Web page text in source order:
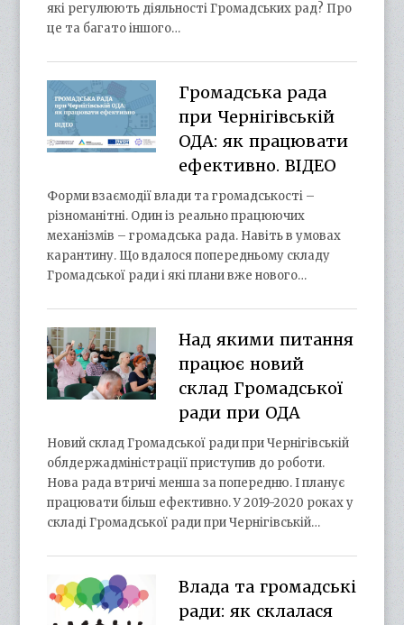
які регулюють діяльності Громадських рад? Про
це та багато іншого…
Громадська рада
при Чернігівській
ОДА: як працювати
ефективно. ВІДЕО
Форми взаємодії влади та громадськості –
різноманітні. Один із реально працюючих
механізмів – громадська рада. Навіть в умовах
карантину. Що вдалося попередньому складу
Громадської ради і які плани вже нового…
Над якими питання
працює новий
склад Громадської
ради при ОДА
Новий склад Громадської ради при Чернігівській
облдержадміністрації приступив до роботи.
Нова рада втричі менша за попередню. І планує
працювати більш ефективно. У 2019-2020 роках у
складі Громадської ради при Чернігівській…
Влада та громадські
ради: як склалася